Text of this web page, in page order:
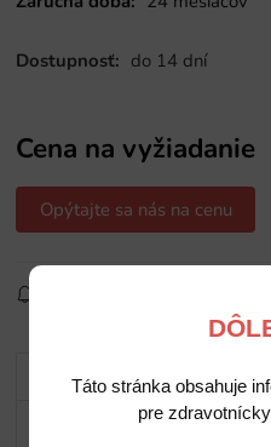
Táto stránka obsahuje
pre
Dostupnosť: do 14 dní
Cena na vyžiadanie
Opýtajte sa nás na cenu